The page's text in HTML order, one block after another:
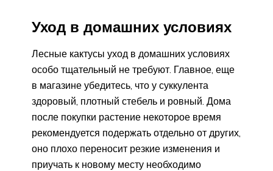
Уход в домашних условиях
Лесные кактусы уход в домашних условиях
особо тщательный не требуют. Главное, еще
в магазине убедитесь, что у суккулента
здоровый, плотный стебель и ровный. Дома
после покупки растение некоторое время
рекомендуется подержать отдельно от других,
оно плохо переносит резкие изменения и
приучать к новому месту необходимо